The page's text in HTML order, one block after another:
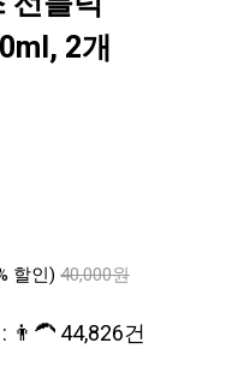
2개
할인) 40,000원
👨‍🦱 44,826건